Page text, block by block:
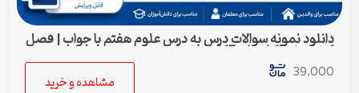
دانلود نمونه سوالات درس به درس علوم هفتم با جواب | فصل
39,000
مشاهده و خرید